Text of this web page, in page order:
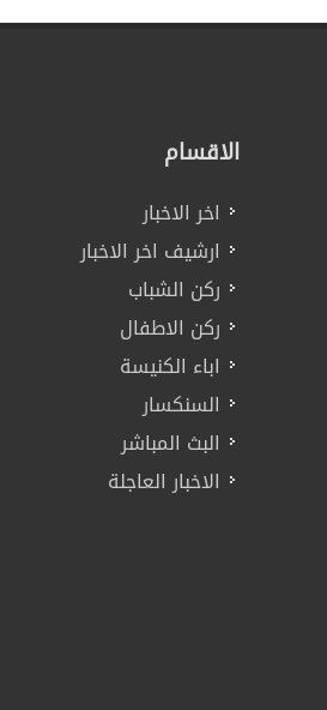
الاقسام
اخر الاخبار
ارشيف اخر الاخبار
ركن الشباب
ركن الاطفال
اباء الكنيسة
السنكسار
البث المباشر
الاخبار العاجلة